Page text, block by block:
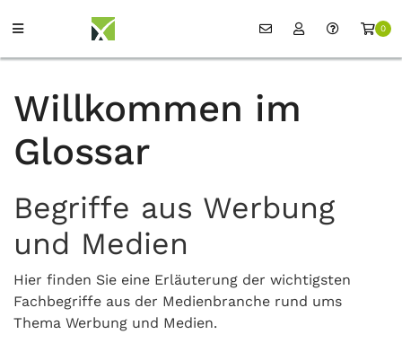
0
Willkommen im
Glossar
Begriffe aus Werbung
und Medien
Hier finden Sie eine Erläuterung der wichtigsten
Fachbegriffe aus der Medienbranche rund ums
Thema Werbung und Medien.